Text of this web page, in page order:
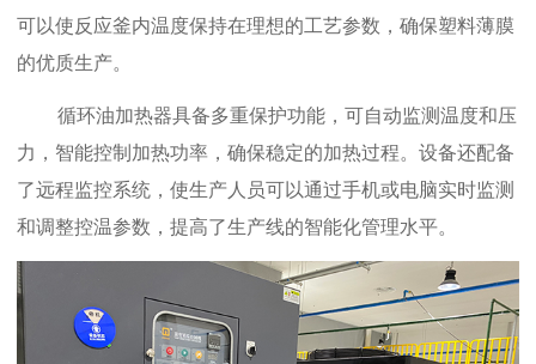
可以使反应釜内温度保持在理想的工艺参数，确保塑料薄膜
的优质生产。
循环油加热器具备多重保护功能，可自动监测温度和压
力，智能控制加热功率，确保稳定的加热过程。设备还配备
了远程监控系统，使生产人员可以通过手机或电脑实时监测
和调整控温参数，提高了生产线的智能化管理水平。